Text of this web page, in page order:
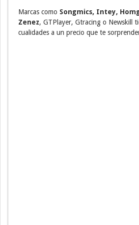
Marcas como Songmics, Intey,
Zenez, GTPlayer, Gtracing o Newskill
cualidades a un precio que te